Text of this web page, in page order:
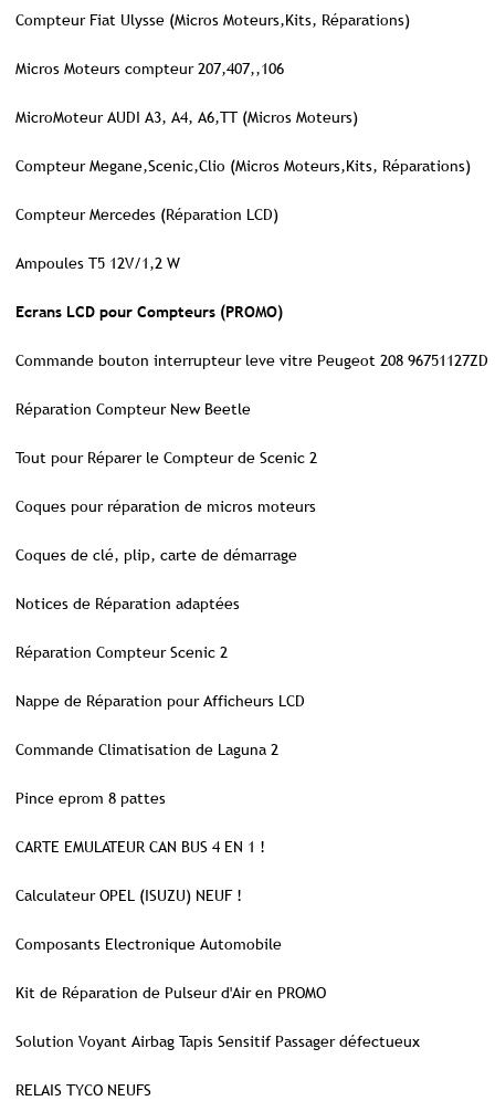
Compteur Fiat Ulysse (Micros Moteurs,Kits, Réparations)
Micros Moteurs compteur 207,407,,106
MicroMoteur AUDI A3, A4, A6,TT (Micros Moteurs)
Compteur Megane,Scenic,Clio (Micros Moteurs,Kits, Réparations)
Compteur Mercedes (Réparation LCD)
Ampoules T5 12V/1,2 W
Ecrans LCD pour Compteurs (PROMO)
Commande bouton interrupteur leve vitre Peugeot 208 96751127ZD
Réparation Compteur New Beetle
Tout pour Réparer le Compteur de Scenic 2
Coques pour réparation de micros moteurs
Coques de clé, plip, carte de démarrage
Notices de Réparation adaptées
Réparation Compteur Scenic 2
Nappe de Réparation pour Afficheurs LCD
Commande Climatisation de Laguna 2
Pince eprom 8 pattes
CARTE EMULATEUR CAN BUS 4 EN 1 !
Calculateur OPEL (ISUZU) NEUF !
Composants Electronique Automobile
Kit de Réparation de Pulseur d'Air en PROMO
Solution Voyant Airbag Tapis Sensitif Passager défectueux
RELAIS TYCO NEUFS